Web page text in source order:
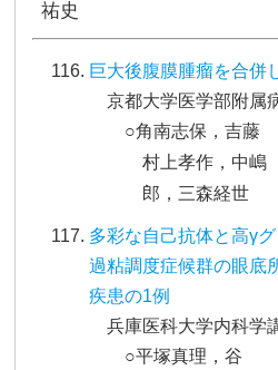
祐史
巨大後腹膜腫瘤を合併
京都大学医学部附属
○角南志保，吉藤
村上孝作，中
郎，三森経世
多彩な自己抗体と高γ
過粘調度症候群の眼底
疾患の1例
兵庫医科大学内科学
○平塚真理，谷